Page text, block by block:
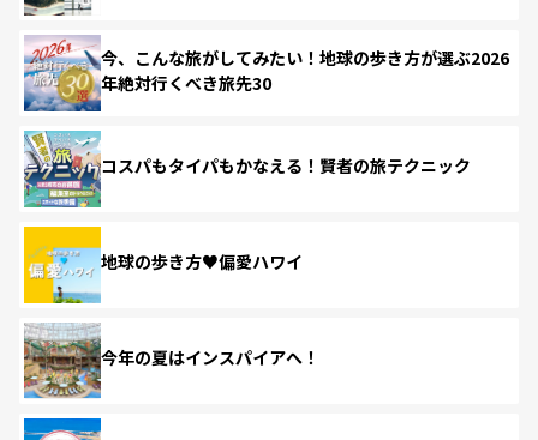
今、こんな旅がしてみたい！地球の歩き方が選ぶ2026
年絶対行くべき旅先30
コスパもタイパもかなえる！賢者の旅テクニック
地球の歩き方♥偏愛ハワイ
今年の夏はインスパイアへ！